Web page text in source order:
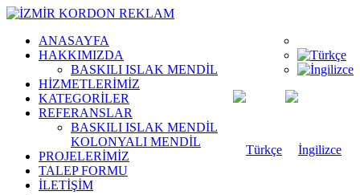
ANASAYFA
HAKKIMIZDA
BASKILI ISLAK MENDİL
HİZMETLERİMİZ
KATEGORİLER
REFERANSLAR
BASKILI ISLAK MENDİL
KOLONYALI MENDİL
PROJELERİMİZ
TALEP FORMU
İLETİŞİM